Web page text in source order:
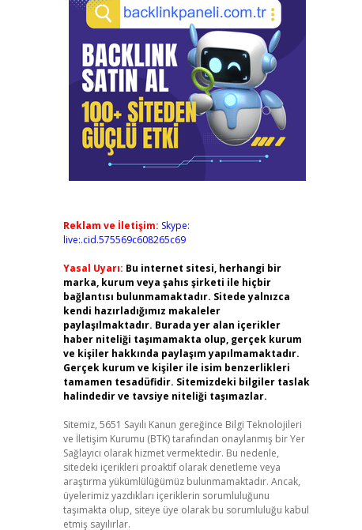
Reklam ve İletişim: Skype:
live:.cid.575569c608265c69
Yasal Uyarı: Bu internet sitesi, herhangi bir
marka, kurum veya şahıs şirketi ile hiçbir
bağlantısı bulunmamaktadır. Sitede yalnızca
kendi hazırladığımız makaleler
paylaşılmaktadır. Burada yer alan içerikler
haber niteliği taşımamakta olup, gerçek kurum
ve kişiler hakkında paylaşım yapılmamaktadır.
Gerçek kurum ve kişiler ile isim benzerlikleri
tamamen tesadüfidir. Sitemizdeki bilgiler taslak
halindedir ve tavsiye niteliği taşımazlar.
Sitemiz, 5651 Sayılı Kanun gereğince Bilgi Teknolojileri
ve İletişim Kurumu (BTK) tarafından onaylanmış bir Yer
Sağlayıcı olarak hizmet vermektedir. Bu nedenle,
sitedeki içerikleri proaktif olarak denetleme veya
araştırma yükümlülüğümüz bulunmamaktadır. Ancak,
üyelerimiz yazdıkları içeriklerin sorumluluğunu
taşımakta olup, siteye üye olarak bu sorumluluğu kabul
etmiş sayılırlar.